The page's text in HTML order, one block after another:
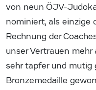
von neun ÖJV-
nominiert, als einzige
Rechnung der
unser Vertrauen
sehr tapfer und
Bronzemedaille